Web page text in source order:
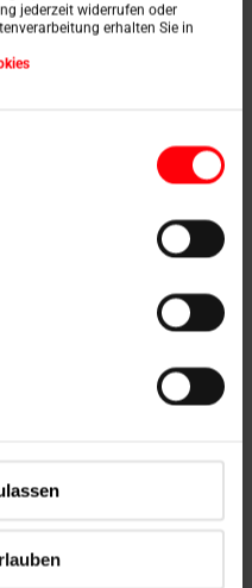
jederzeit widerrufen oder
erhalten Sie in
und
bringt ein Satteldach
mit sich. Deshalb
passende Entscheidung